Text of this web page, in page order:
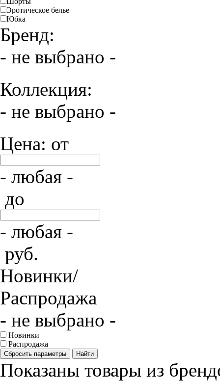
Эротическое белье
Юбка
Бренд:
- не выбрано -
Коллекция:
- не выбрано -
Цена: от
- любая -
до
- любая -
руб.
Новинки/
Распродажа
- не выбрано -
Новинки
Распродажа
Сбросить параметры Найти
Показаны товары из